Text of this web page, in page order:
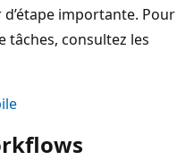
importante. Pour
tâches, consultez les